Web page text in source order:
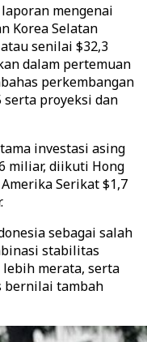
mengenai
Korea Selatan
senilai $32,3
dalam pertemuan
perkembangan
serta proyeksi dan
investasi asing
miliar, diikuti Hong
Serikat $1,7
sebagai salah
stabilitas
merata, serta
bernilai tambah